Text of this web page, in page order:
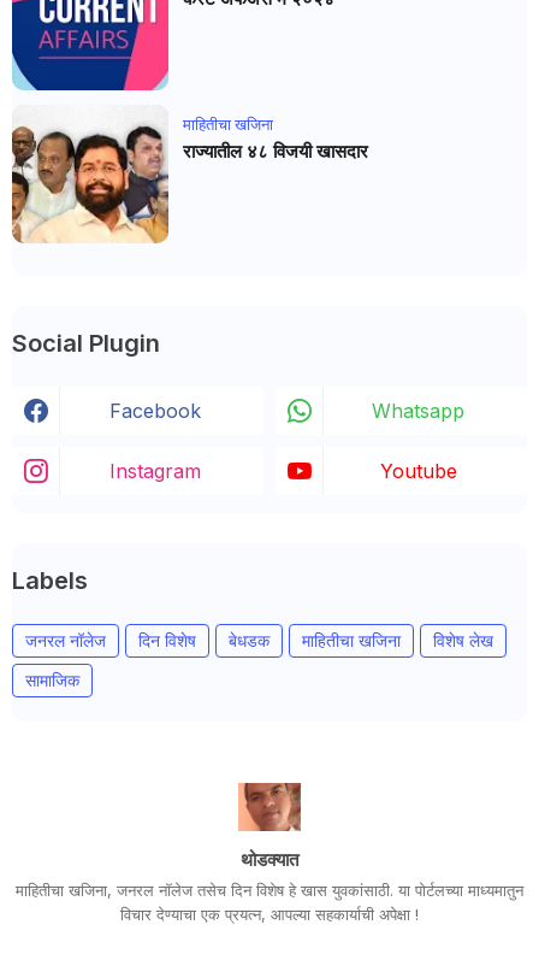
माहितीचा खजिना
राज्यातील ४८ विजयी खासदार
Social Plugin
Facebook Whatsapp
Instagram Youtube
Labels
जनरल नॉलेज दिन विशेष बेधडक माहितीचा खजिना
विशेष लेख
सामाजिक
थोडक्यात
माहितीचा खजिना, जनरल नॉलेज तसेच दिन विशेष हे खास युवकांसाठी. या पोर्टलच्या माध्यमातुन
विचार देण्याचा एक प्रयत्न, आपल्या सहकार्याची अपेक्षा !